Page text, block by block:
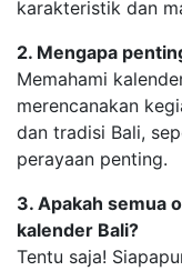
karakteristik dan
2. Mengapa
Memahami
merencanakan
dan tradisi Bali,
perayaan penting.
3. Apakah semua
kalender Bali?
Tentu saja!